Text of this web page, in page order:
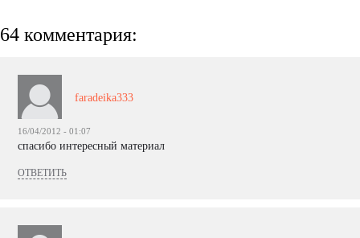
64 комментария:
faradeika333
16/04/2012 - 01:07
спасибо интересный материал
ОТВЕТИТЬ